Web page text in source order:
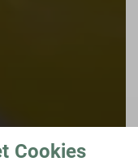
Cookies